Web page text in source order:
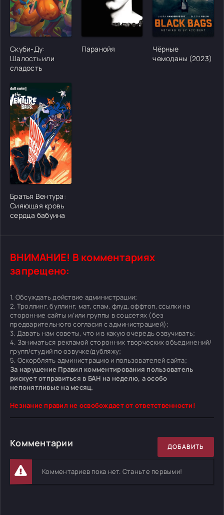
[/xfgiven_cvh_poster_urlcvh_poster_url]
Скуби-Ду:
Шалость или
сладость
[/xfgiven_cvh_poster_urlcvh_poster_url]
Паранойя
[/
Чёрные
чемоданы (2023)
[/xfgiven_cvh_poster_urlcvh_poster_url]
Братья Вентура:
Сияющая кровь
сердца бабуина
ВНИМАНИЕ! В комментариях
запрещено:
1. Обсуждать действие администрации;
2. Троллинг, буллинг, мат, спам, флуд, оффтоп, ссылки на
сторонние сайты и/или группы в соцсетях (без
предварительного согласия с администрацией);
3. Давать нам советы, что и в какую очередь озвучивать;
4. Заниматься рекламой сторонних творческих объединений/
групп/студий по озвучке/дубляжу;
5. Оскорблять администрацию и пользователей сайта;
За нарушение Правил комментирования пользователь
рискует отправиться в БАН на неделю, а особо
непонятливые на месяц.
Незнание правил не освобождает от ответственности!
Комментарии ДОБАВИТЬ
Комментариев пока нет. Станьте первыми!